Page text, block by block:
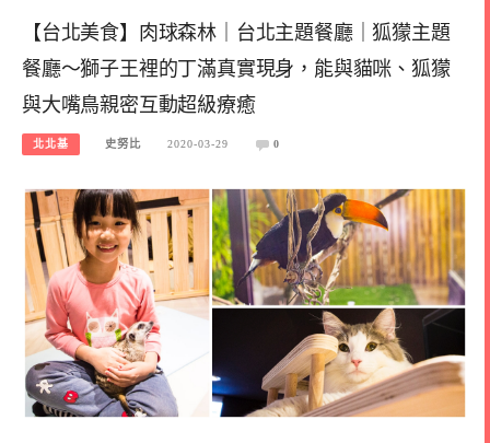
【台北美食】肉球森林｜台北主題餐廳｜狐獴主題
餐廳～獅子王裡的丁滿真實現身，能與貓咪、狐獴
與大嘴鳥親密互動超級療癒
北北基 史努比 2020-03-29 0